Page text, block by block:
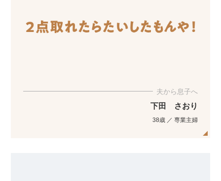
夫から息子へ
下田 さおり
38歳 ／ 専業主婦